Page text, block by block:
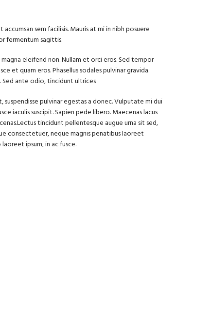
sem facilisis. Mauris at mi in nibh posuere
fermentum sagittis.
eleifend non. Nullam et orci eros. Sed tempor
et quam eros. Phasellus sodales pulvinar gravida.
ante odio, tincidunt ultrices
pulvinar egestas a donec. Vulputate mi dui
iaculis suscipit. Sapien pede libero. Maecenas lacus
tincidunt pellentesque augue urna sit sed,
consectetuer, neque magnis penatibus laoreet
ipsum, in ac fusce.